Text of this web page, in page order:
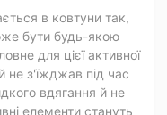
в ковтуни так,
бути будь-якою
для цієї активної
не з'їжджав під час
вдягання й не
елементи стануть